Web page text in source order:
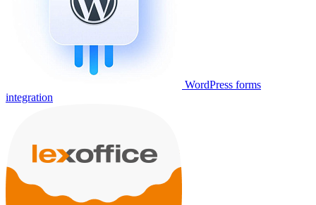
WordPress forms
integration